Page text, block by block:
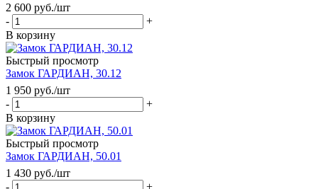
2 600 руб./шт
-
+
В корзину
Быстрый просмотр
Замок ГАРДИАН, 30.12
1 950 руб./шт
-
+
В корзину
Быстрый просмотр
Замок ГАРДИАН, 50.01
1 430 руб./шт
-
+